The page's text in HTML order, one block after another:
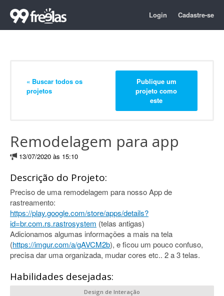
Login Cadastre-se
« Buscar todos os
projetos
Publique um
projeto como
este
Remodelagem para app
13/07/2020 às 15:10
Descrição do Projeto:
Preciso de uma remodelagem para nosso App de
rastreamento:
https://play.google.com/store/apps/details?
id=br.com.rs.rastrosystem (telas antigas)
Adicionamos algumas informações a mais na tela
(https://imgur.com/a/gAVCM2b), e ficou um pouco confuso,
precisa dar uma organizada, mudar cores etc.. 2 a 3 telas.
Habilidades desejadas:
Design de Interação